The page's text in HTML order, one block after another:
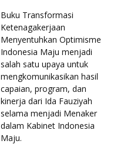
Buku Transformasi
Ketenagakerjaan
Menyentuhkan Optimisme
Indonesia Maju menjadi
salah satu upaya untuk
mengkomunikasikan hasil
capaian, program, dan
kinerja dari Ida Fauziyah
selama menjadi Menaker
dalam Kabinet Indonesia
Maju.